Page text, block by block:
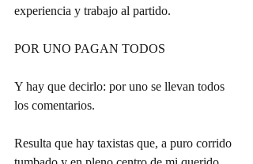
experiencia y trabajo al partido.
POR UNO PAGAN TODOS
Y hay que decirlo: por uno se llevan todos
los comentarios.
Resulta que hay taxistas que, a puro corrido